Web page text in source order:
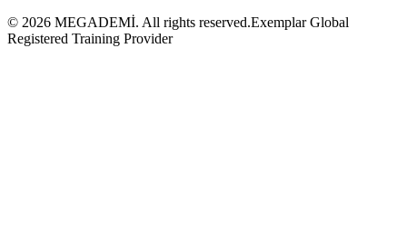
© 2026 MEGADEMİ. All rights reserved.Exemplar Global
Registered Training Provider